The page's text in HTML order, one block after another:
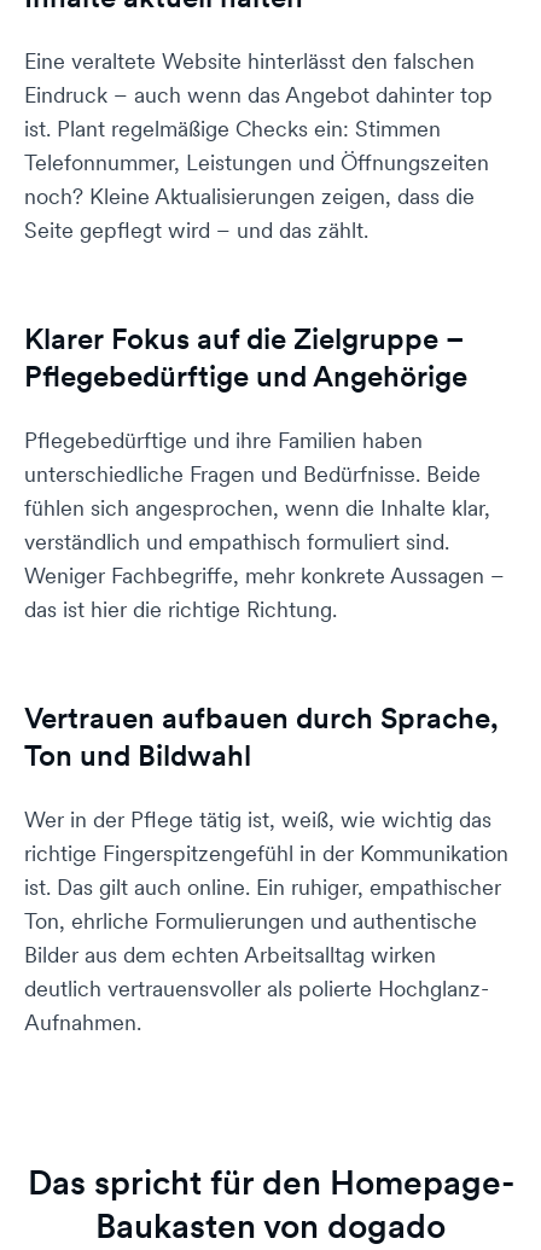
Eine veraltete Website hinterlässt den falschen
Eindruck – auch wenn das Angebot dahinter top
ist. Plant regelmäßige Checks ein: Stimmen
Telefonnummer, Leistungen und Öffnungszeiten
noch? Kleine Aktualisierungen zeigen, dass die
Seite gepflegt wird – und das zählt.
Klarer Fokus auf die Zielgruppe –
Pflegebedürftige und Angehörige
Pflegebedürftige und ihre Familien haben
unterschiedliche Fragen und Bedürfnisse. Beide
fühlen sich angesprochen, wenn die Inhalte klar,
verständlich und empathisch formuliert sind.
Weniger Fachbegriffe, mehr konkrete Aussagen –
das ist hier die richtige Richtung.
Vertrauen aufbauen durch Sprache,
Ton und Bildwahl
Wer in der Pflege tätig ist, weiß, wie wichtig das
richtige Fingerspitzengefühl in der Kommunikation
ist. Das gilt auch online. Ein ruhiger, empathischer
Ton, ehrliche Formulierungen und authentische
Bilder aus dem echten Arbeitsalltag wirken
deutlich vertrauensvoller als polierte Hochglanz-
Aufnahmen.
Das spricht für den Homepage-
Baukasten von dogado